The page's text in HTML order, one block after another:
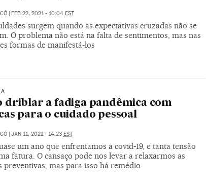
| FEB 22, 2021 - 10:04 EST
surgem quando as expectativas cruzadas não se
O problema não está na falta de sentimentos, mas nas
formas de manifestá-los
driblar a fadiga pandêmica com
para o cuidado pessoal
| JAN 11, 2021 - 14:23 EST
um ano que enfrentamos a covid-19, e tanta tensão
fatura. O cansaço pode nos levar a relaxarmos as
preventivas, mas para isso há remédio